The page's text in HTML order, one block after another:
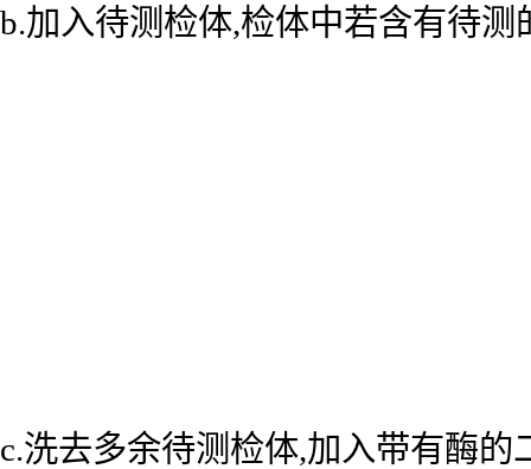
b.加入待测检体,检体中若含有待
c.洗去多余待测检体,加入带有酶